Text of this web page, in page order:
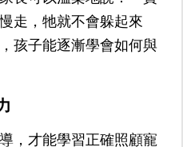
走，牠就不會躲起來
孩子能逐漸學會如何與
，才能學習正確照顧寵